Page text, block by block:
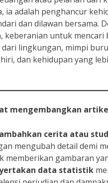
ia adalah penghancur
dan dilawan bersama.
keberanian untuk mencari
lingkungan, mimpi
dan kehidupan yang
mengembangkan
cerita atau
mengubah detail demi
memberikan gambaran
data statistik